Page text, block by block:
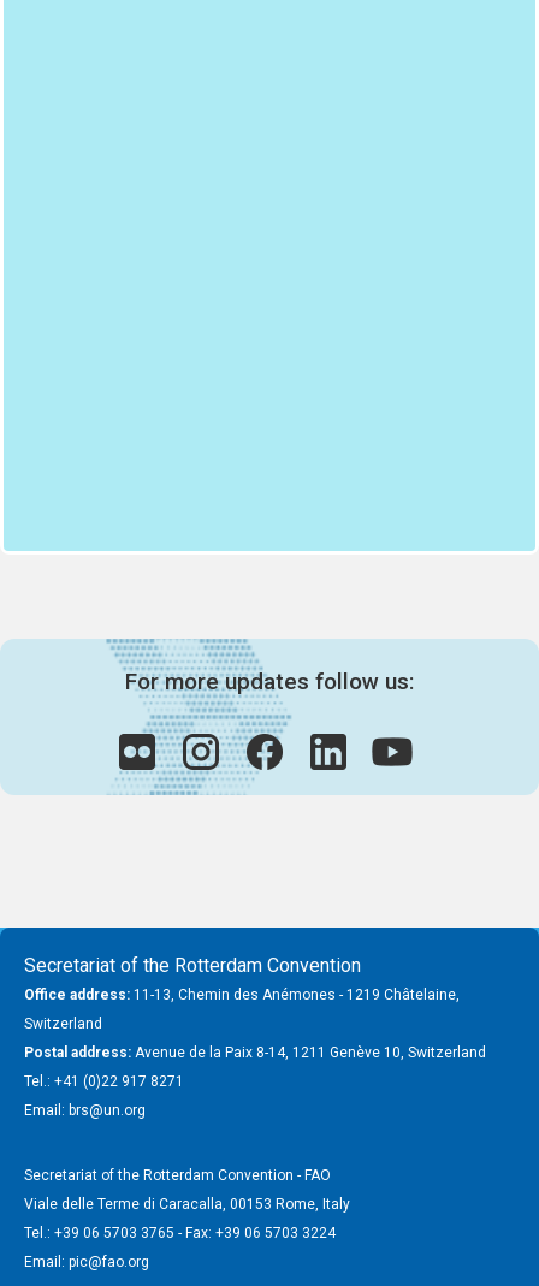
For more updates follow us:
Secretariat of the Rotterdam Convention
Office address: 11-13, Chemin des Anémones - 1219 Châtelaine,
Switzerland
Postal address: Avenue de la Paix 8-14, 1211 Genève 10, Switzerland
Tel.: +41 (0)22 917 8271
Email: brs@un.org
Secretariat of the Rotterdam Convention - FAO
Viale delle Terme di Caracalla, 00153 Rome, Italy
Tel.: +39 06 5703 3765 - Fax: +39 06 5703 3224
Email: pic@fao.org